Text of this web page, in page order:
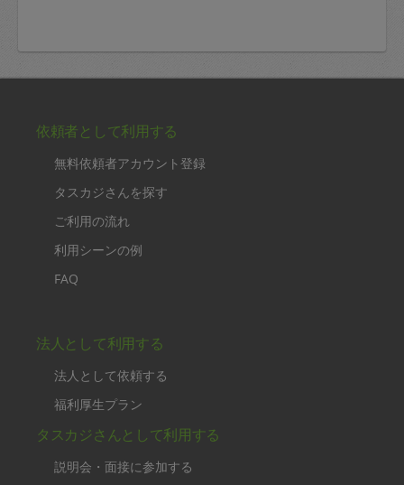
依頼者として利用する
無料依頼者アカウント登録
タスカジさんを探す
ご利用の流れ
利用シーンの例
FAQ
法人として利用する
法人として依頼する
福利厚生プラン
タスカジさんとして利用する
説明会・面接に参加する